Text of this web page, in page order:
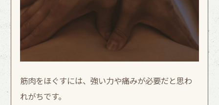
筋肉をほぐすには、強い力や痛みが必要だと思わ
れがちです。